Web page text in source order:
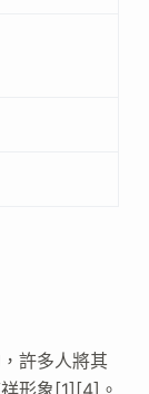
許多人將其
形象[1][4]。